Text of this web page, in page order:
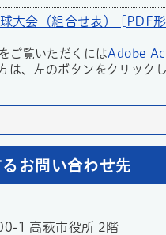
大会（組合せ表） [PDF
ご覧いただくにはAdobe
は、左のボタンをクリック
お問い合わせ先
1 高萩市役所 2階